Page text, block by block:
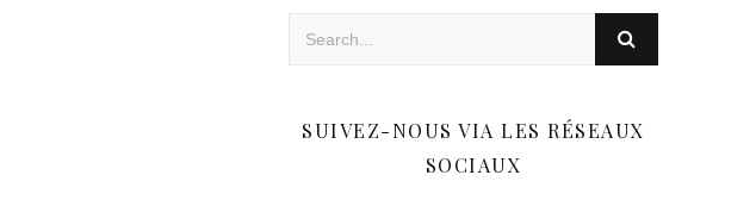
SUIVEZ-NOUS VIA LES RÉSEAUX
SOCIAUX